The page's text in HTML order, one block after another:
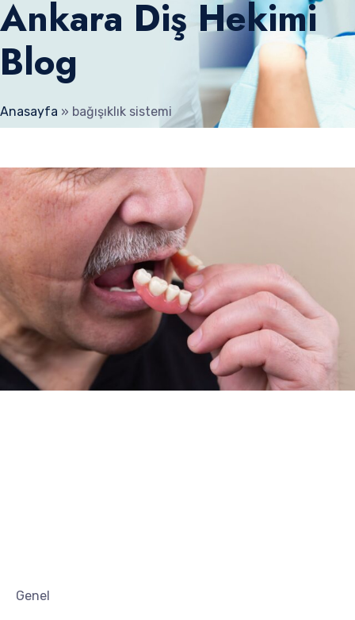
Ankara Diş Hekimi
Blog
Anasayfa » bağışıklık sistemi
Genel